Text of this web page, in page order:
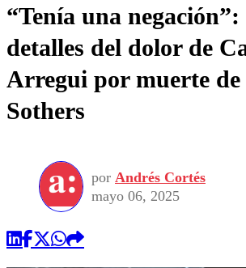
“Tenía una negación”:
detalles del dolor de
Arregui por muerte de
Sothers
por Andrés Cortés
mayo 06, 2025